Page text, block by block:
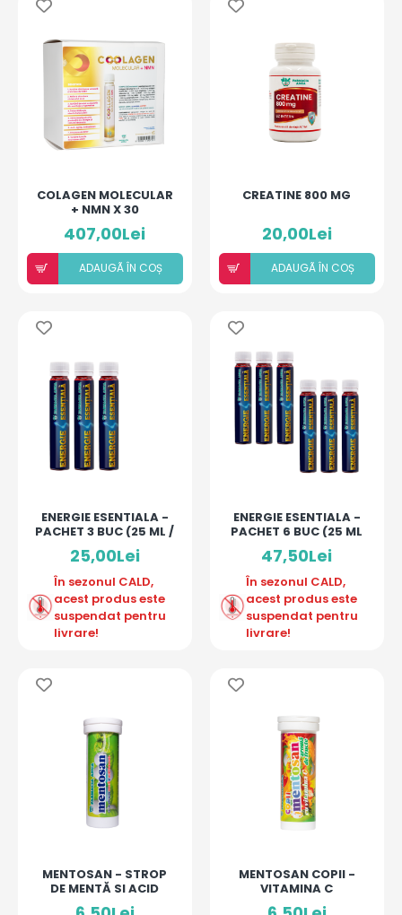
COLAGEN MOLECULAR
+ NMN X 30
MONODOZE
407,00Lei
ADAUGÃ ÎN COȘ
CREATINE 800 MG
20,00Lei
ADAUGÃ ÎN COȘ
ENERGIE ESENTIALA -
PACHET 3 BUC (25 ML /
MONODOZA)
25,00Lei
În sezonul CALD,
acest produs este
suspendat pentru
livrare!
ENERGIE ESENTIALA -
PACHET 6 BUC (25 ML
/ MONODOZA)
47,50Lei
În sezonul CALD,
acest produs este
suspendat pentru
livrare!
MENTOSAN - STROP
DE MENTĂ SI ACID
HIALURONIC
MENTOSAN COPII -
VITAMINA C